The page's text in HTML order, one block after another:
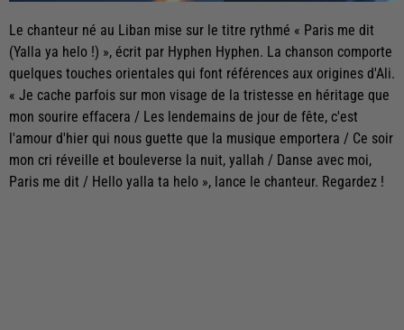
Le chanteur né au Liban mise sur le titre rythmé « Paris me dit
(Yalla ya helo !) », écrit par Hyphen Hyphen. La chanson comporte
quelques touches orientales qui font références aux origines d'Ali.
« Je cache parfois sur mon visage de la tristesse en héritage que
mon sourire effacera / Les lendemains de jour de fête, c'est
l'amour d'hier qui nous guette que la musique emportera / Ce soir
mon cri réveille et bouleverse la nuit, yallah / Danse avec moi,
Paris me dit / Hello yalla ta helo », lance le chanteur. Regardez !